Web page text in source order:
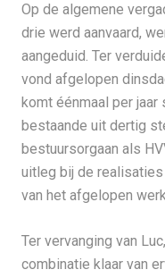
Op de algemene
drie werd aanvaard,
aangeduid. Ter
vond afgelopen
komt éénmaal per
bestaande uit dertig
bestuursorgaan als
uitleg bij de
van het afgelopen
Ter vervanging van
combinatie klaar van